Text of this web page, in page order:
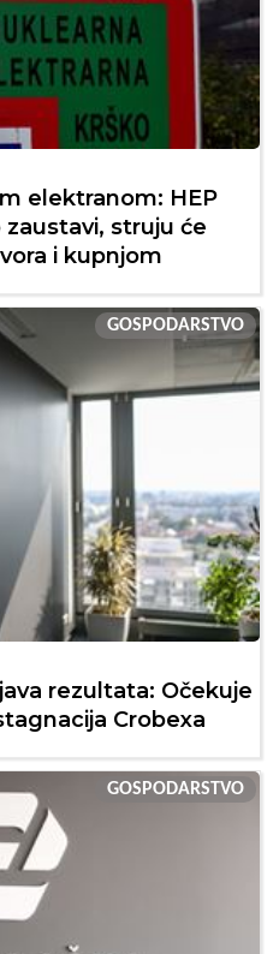
elektranom: HEP
struju će
i kupnjom
GOSPODARSTVO
rezultata: Očekuje
Crobexa
GOSPODARSTVO